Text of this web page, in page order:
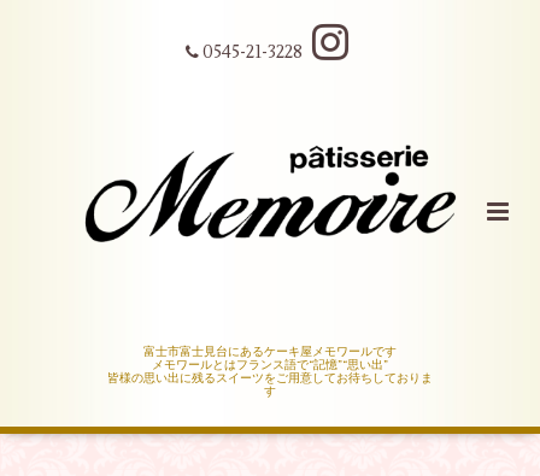
0545-21-3228
富士市富士見台にあるケーキ屋メモワールです
メモワールとはフランス語で“記憶”“思い出”
皆様の思い出に残るスイーツをご用意してお待ちしておりま
す